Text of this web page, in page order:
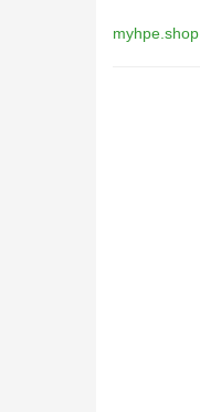
myhpe.shop